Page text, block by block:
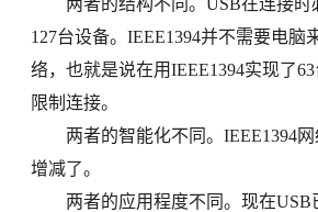
两者的结构不同。USB在连接时
127台设备。IEEE1394并不需要电
络，也就是说在用IEEE1394实现了
限制连接。
两者的智能化不同。IEEE1394网
增减了。
两者的应用程度不同。现在USB